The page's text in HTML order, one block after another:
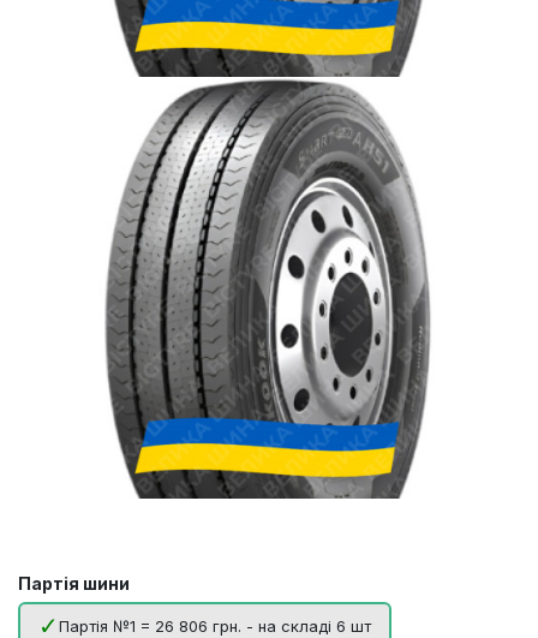
Партія шини
Партія №1 = 26 806 грн. - на складі 6 шт